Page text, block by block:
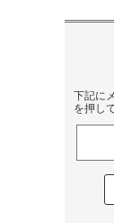
下記に
を押し